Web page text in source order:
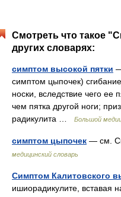
Смотреть что такое
других словарях:
симптом высокой пятки
симптом цыпочек)
носки, вследствие чего ее
чем пятка другой ноги;
радикулита …
Большой
симптом цыпочек — см.
медицинский словарь
Симптом Калитовского
ишиорадикулите, вставая